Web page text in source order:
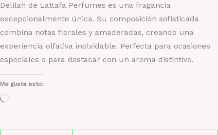
Delilah de Lattafa Perfumes es una fragancia
excepcionalmente única. Su composición sofisticada
combina notas florales y amaderadas, creando una
experiencia olfativa inolvidable. Perfecta para ocasiones
especiales o para destacar con un aroma distintivo.
Me gusta esto:
Cargando...